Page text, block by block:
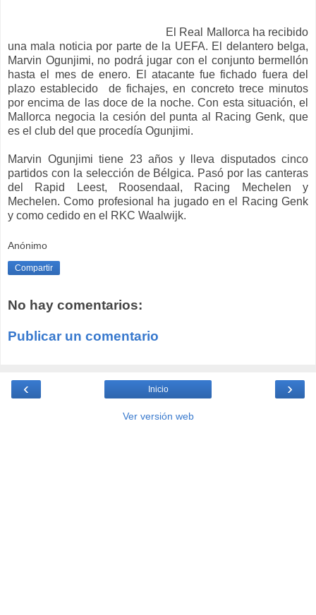
El Real Mallorca ha recibido
una mala noticia por parte de la UEFA. El delantero belga,
Marvin Ogunjimi, no podrá jugar con el conjunto bermellón
hasta el mes de enero. El atacante fue fichado fuera del
plazo establecido de fichajes, en concreto trece minutos
por encima de las doce de la noche. Con esta situación, el
Mallorca negocia la cesión del punta al Racing Genk, que
es el club del que procedía Ogunjimi.
Marvin Ogunjimi tiene 23 años y lleva disputados cinco
partidos con la selección de Bélgica. Pasó por las canteras
del Rapid Leest, Roosendaal, Racing Mechelen y
Mechelen. Como profesional ha jugado en el Racing Genk
y como cedido en el RKC Waalwijk.
Anónimo
Compartir
No hay comentarios:
Publicar un comentario
‹ ›
Inicio
Ver versión web